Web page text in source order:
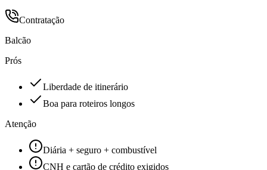
Contratação
Balcão
Prós
Liberdade de itinerário
Boa para roteiros longos
Atenção
Diária + seguro + combustível
CNH e cartão de crédito exigidos